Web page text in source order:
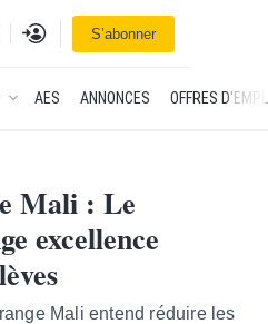
la une
Se connecterS’abonner
L'ESSOR
AES ANNONCES OFFRES
Mali : Le
excellence
Mali entend réduire les